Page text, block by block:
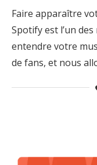
Faire apparaître
Spotify est l’un
entendre votre
de fans, et nous